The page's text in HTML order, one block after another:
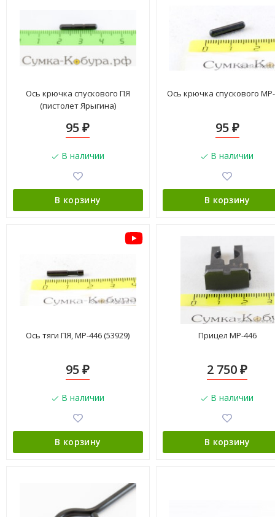
Ось крючка спускового ПЯ
(пистолет Ярыгина)
95₽
В наличии
В корзину
Ось крючка спускового
95 ₽
В наличии
В корзину
Ось тяги ПЯ, МР-446 (53929)
95₽
В наличии
В корзину
Прицел МР-446
2 750₽
В наличии
В корзину